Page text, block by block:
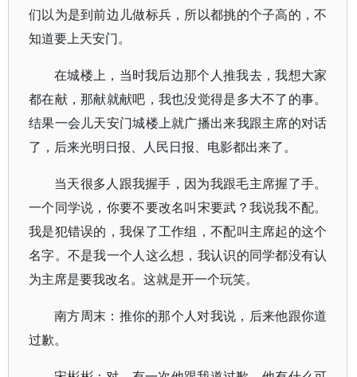
们以为是到前边儿做标兵，所以都挑的个子高的，不
知道要上天安门。
在城楼上，当时我后边那个人推我去，我想大家
都在献，那献就献吧，我也没觉得是多大不了的事。
结果一会儿天安门城楼上就广播出来我跟主席的对话
了，后来光明日报、人民日报、电影都出来了。
当天很多人跟我握手，因为我跟毛主席握了手。
一个同学说，你要不要改名叫宋要武？我说我不配。
我是犯错误的，我保了工作组，不配叫主席起的这个
名字。不是我一个人这么想，我认识的同学都没有认
为主席是要我改名。这就是开一个玩笑。
南方周末：推你的那个人对我说，后来他跟你道
过歉。